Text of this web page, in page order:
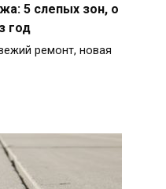
5 слепых зон, о
год
ремонт, новая